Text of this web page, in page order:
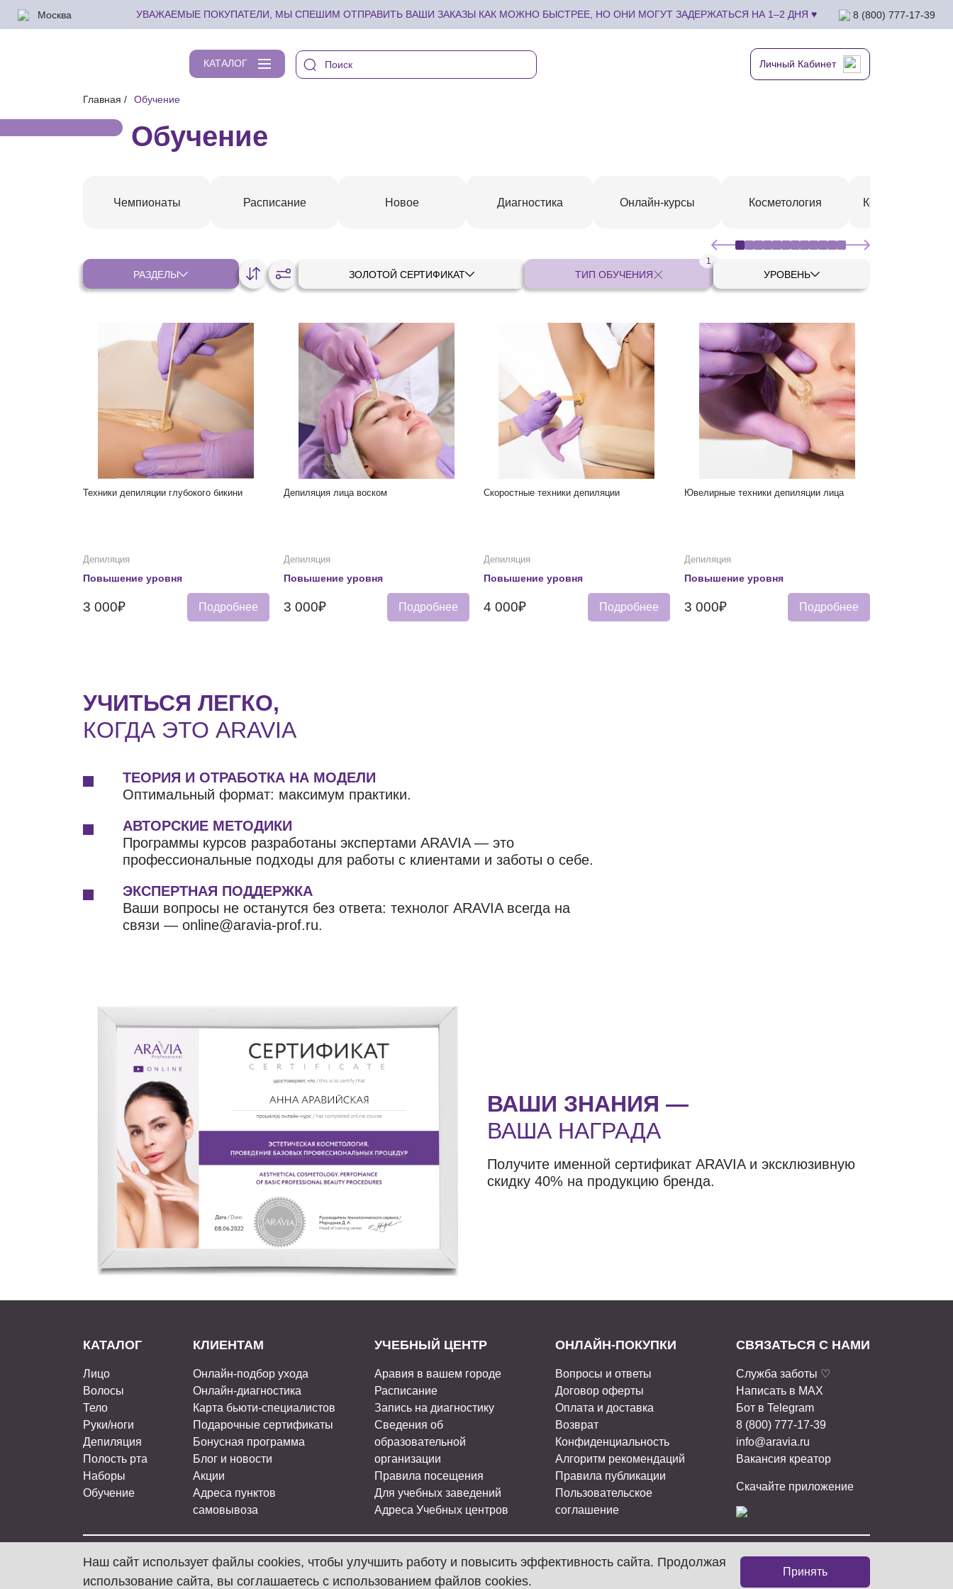
УВАЖАЕМЫЕ ПОКУПАТЕЛИ, МЫ СПЕШИМ ОТПРАВИТЬ ВАШИ ЗАКАЗЫ КАК МОЖНО БЫСТРЕЕ, НО ОНИ МОГУТ ЗАДЕРЖАТЬСЯ НА 1–2 ДНЯ ♥
Москва 8 (800) 777-17-39
КАТАЛОГ Личный Кабинет
Главная Обучение
Обучение
Чемпионаты Расписание Новое Диагностика Онлайн-курсы Косметология Коррекция
РАЗДЕЛЫ ЗОЛОТОЙ СЕРТИФИКАТ ТИП ОБУЧЕНИЯ
1
УРОВЕНЬ
Техники депиляции глубокого бикини
Депиляция
Повышение уровня
3 000₽ Подробнее
Депиляция лица воском
Депиляция
Повышение уровня
3 000₽ Подробнее
Скоростные техники депиляции
Депиляция
Повышение уровня
4 000₽ Подробнее
Ювелирные техники депиляции лица
Депиляция
Повышение уровня
3 000₽ Подробнее
УЧИТЬСЯ ЛЕГКО,
КОГДА ЭТО ARAVIA
ТЕОРИЯ И ОТРАБОТКА НА МОДЕЛИ
Оптимальный формат: максимум практики.
АВТОРСКИЕ МЕТОДИКИ
Программы курсов разработаны экспертами ARAVIA — это
профессиональные подходы для работы с клиентами и заботы о себе.
ЭКСПЕРТНАЯ ПОДДЕРЖКА
Ваши вопросы не останутся без ответа: технолог ARAVIA всегда на
связи — online@aravia-prof.ru.
ВАШИ ЗНАНИЯ —
ВАША НАГРАДА
Получите именной сертификат ARAVIA и эксклюзивную
скидку 40% на продукцию бренда.
КАТАЛОГ
Лицо
Волосы
Тело
Руки/ноги
Депиляция
Полость рта
Наборы
Обучение
КЛИЕНТАМ
Онлайн-подбор ухода
Онлайн-диагностика
Карта бьюти-специалистов
Подарочные сертификаты
Бонусная программа
Блог и новости
Акции
Адреса пунктов
самовывоза
УЧЕБНЫЙ ЦЕНТР
Аравия в вашем городе
Расписание
Запись на диагностику
Сведения об
образовательной
организации
Правила посещения
Для учебных заведений
Адреса Учебных центров
ОНЛАЙН-ПОКУПКИ
Вопросы и ответы
Договор оферты
Оплата и доставка
Возврат
Конфиденциальность
Алгоритм рекомендаций
Правила публикации
Пользовательское
соглашение
СВЯЗАТЬСЯ С НАМИ
Служба заботы ♡
Написать в MAX
Бот в Telegram
8 (800) 777-17-39
info@aravia.ru
Вакансия креатор
Скачайте приложение
ARAVIA Professional, 2026 МЫ В СОЦИАЛЬНЫХ СЕТЯХ:
Наш сайт использует файлы cookies, чтобы улучшить работу и повысить эффективность сайта. Продолжая
использование сайта, вы соглашаетесь с использованием файлов cookies.
Принять